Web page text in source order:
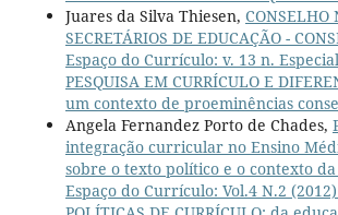
Juares da Silva Thiesen, CONSELHO
SECRETÁRIOS DE EDUCAÇÃO -
Espaço do Currículo: v. 13 n.
PESQUISA EM CURRÍCULO E
um contexto de proeminências
Angela Fernandez Porto de Chades,
integração curricular no Ensino
sobre o texto político e o contexto
Espaço do Currículo: Vol.4 N.2 (2012)